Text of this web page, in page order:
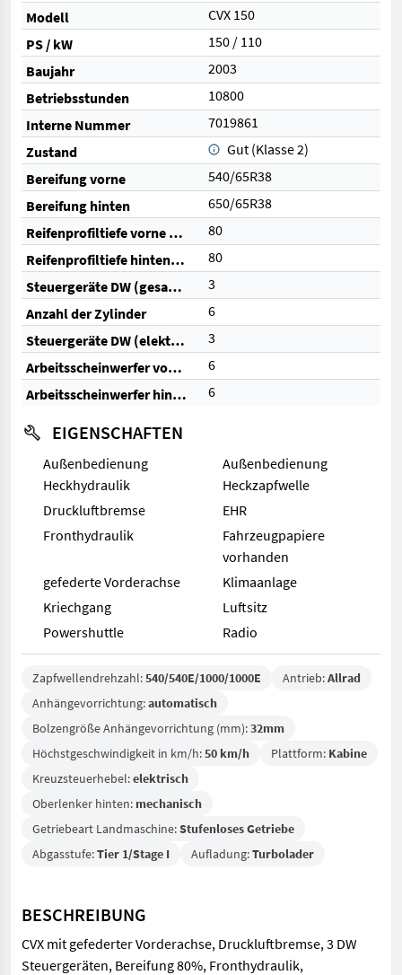
Modell
CVX 150
PS / kW
150 / 110
Baujahr
2003
Betriebsstunden
10800
Interne Nummer
7019861
Zustand
Gut (Klasse 2)
Bereifung vorne
540/65R38
Bereifung hinten
650/65R38
Reifenprofiltiefe vorne (%)
80
Reifenprofiltiefe hinten (%)
80
Steuergeräte DW (gesamt)
3
Anzahl der Zylinder
6
Steuergeräte DW (elektrisch)
3
Arbeitsscheinwerfer vorne
6
Arbeitsscheinwerfer hinten
6
EIGENSCHAFTEN
Außenbedienung
Heckhydraulik
Außenbedienung
Heckzapfwelle
Druckluftbremse
EHR
Fronthydraulik
Fahrzeugpapiere
vorhanden
gefederte Vorderachse
Klimaanlage
Kriechgang
Luftsitz
Powershuttle
Radio
Zapfwellendrehzahl:540/540E/1000/1000E Antrieb:Allrad
Anhängevorrichtung:automatisch
Bolzengröße Anhängevorrichtung (mm):32mm
Höchstgeschwindigkeit in km/h:50 km/h Plattform: Kabine
Kreuzsteuerhebel:elektrisch
Oberlenker hinten: mechanisch
Getriebeart Landmaschine:Stufenloses Getriebe
Abgasstufe:Tier 1/Stage I Aufladung:Turbolader
BESCHREIBUNG
CVX mit gefederter Vorderachse, Druckluftbremse, 3 DW
Steuergeräten, Bereifung 80%, Fronthydraulik,